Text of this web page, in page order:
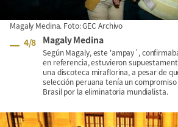
Magaly Medina. Foto: GEC Archivo
4/8 Magaly Medina
Según Magaly, este 'ampay´,
en referencia, estuvieron
una discoteca miraflorina, a pesar de
selección peruana tenía un
Brasil por la eliminatoria mundialista.